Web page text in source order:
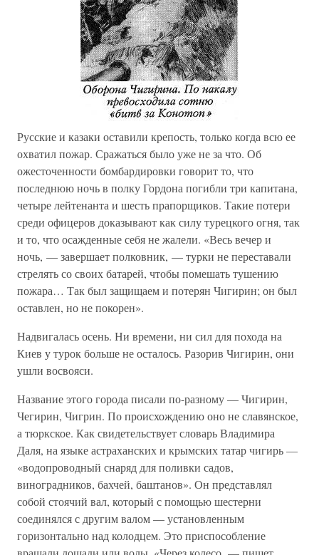
Русские и казаки оставили крепость, только когда всю ее
охватил пожар. Сражаться было уже не за что. Об
ожесточенности бомбардировки говорит то, что
последнюю ночь в полку Гордона погибли три капитана,
четыре лейтенанта и шесть прапорщиков. Такие потери
среди офицеров доказывают как силу турецкого огня, так
и то, что осажденные себя не жалели. «Весь вечер и
ночь, — завершает полковник, — турки не переставали
стрелять со своих батарей, чтобы помешать тушению
пожара… Так был защищаем и потерян Чигирин; он был
оставлен, но не покорен».
Надвигалась осень. Ни времени, ни сил для похода на
Киев у турок больше не осталось. Разорив Чигирин, они
ушли восвояси.
Название этого города писали по-разному — Чигирин,
Чегирин, Чигрин. По происхождению оно не славянское,
а тюркское. Как свидетельствует словарь Владимира
Даля, на языке астраханских и крымских татар чигирь —
«водопроводный снаряд для поливки садов,
виноградников, бахчей, баштанов». Он представлял
собой стоячий вал, который с помощью шестерни
соединялся с другим валом — установленным
горизонтально над колодцем. Это приспособление